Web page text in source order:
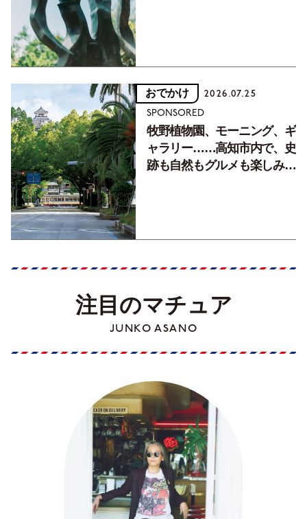
おでかけ 2026.07.25
SPONSORED
牧野植物園、モーニング、ギ
ャラリー……高知市内で、史
跡も自然もグルメも楽しみ尽
注目のマチュア
JUNKO ASANO